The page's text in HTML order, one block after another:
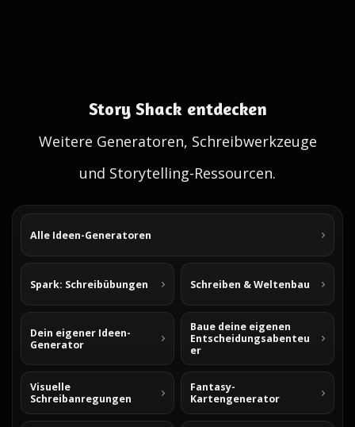
Story Shack entdecken
Weitere Generatoren, Schreibwerkzeuge
und Storytelling-Ressourcen.
Alle Ideen-Generatoren
Spark: Schreibübungen Schreiben & Weltenbau
Dein eigener Ideen-
Generator
Baue deine eigenen
Entscheidungsabenteu
er
Visuelle
Schreibanregungen
Fantasy-
Kartengenerator